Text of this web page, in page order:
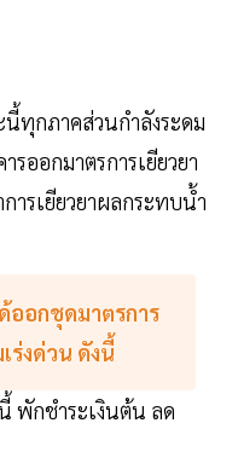
ทุกภาคส่วนกำลังระดม
ออกมาตรการเยียวยา
ารเยียวยาผลกระทบน้ำ
ออกชุดมาตรการ
ร่งด่วน ดังนี้
พักชำระเงินต้น ลด